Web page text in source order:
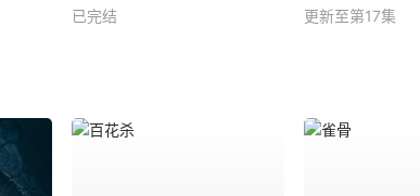
已完结
更新至第17集